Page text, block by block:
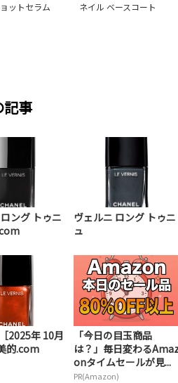
ットセラム ネイル ベースコート
記事
ング トゥニ
ヴェルニ ロング トゥニ
ュ
2025年 10月
的.com
「今日の目玉商品
は？」毎日変わる
onタイムセールが見...
PR(Amazon)